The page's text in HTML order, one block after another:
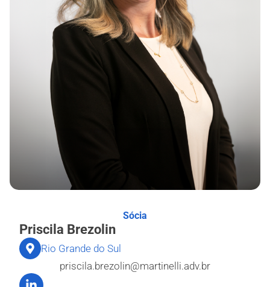
Sócia
Priscila Brezolin
Rio Grande do Sul
priscila.brezolin@martinelli.adv.br